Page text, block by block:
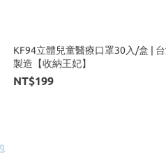
KF94立體兒童醫療口罩30入/盒 |
製造【收納王妃】
NT$199